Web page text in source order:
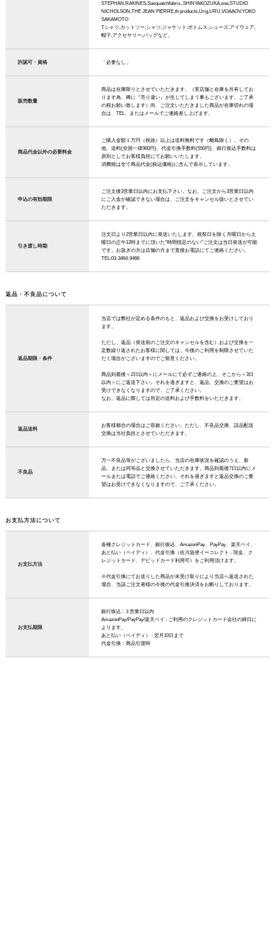
STEPHAN,RAKINES,Sasquatchfabrix.,SHINYAKOZUKA,soe,STUDIO
NICHOLSON,THE JEAN PIERRE,th products,Urig,URU,VOAAOV,YOKO
SAKAMOTO
Tシャツ,カットソー,シャツ,ジャケット,ボトムス,シューズ,アイウェア,
帽子,アクセサリー,バッグなど。
許認可・資格 「必要なし」
販売数量
商品は在庫限りとさせていただきます。（実店舗と在庫を共有してお
ります為、稀に『売り違い』が生じてしまう事もございます。ご了承
の程お願い致します）尚、ご注文いただきました商品が在庫切れの場
合は、TEL、またはメールでご連絡差し上げます。
商品代金以外の必要料金
ご購入金額１万円（税抜）以上は送料無料です（離島除く）。その
他、送料(全国一律900円)、代金引換手数料(550円)、銀行振込手数料は
原則としてお客様負担にてお願いいたします。
消費税は全て商品代金(税込価格)に含んで表示しています。
申込の有効期限
ご注文後3営業日以内にお支払下さい。なお、ご注文から3営業日以内
にご入金が確認できない場合は、ご注文をキャンセル扱いとさせてい
ただきます。
引き渡し時期
注文日より2営業日以内に発送いたします。祝祭日を除く月曜日から土
曜日の正午12時までに頂いた"時間指定のない"ご注文は当日発送が可能
です。お急ぎの方は店舗の方まで直接お電話にてご連絡ください。
TEL:03-3464-9466
返品・不良品について
返品期限・条件
当店では弊社が定める条件のもと、返品および交換をお受けしており
ます。
ただし、返品（発送前のご注文のキャンセルを含む）および交換を一
定数繰り返されたお客様に関しては、今後のご利用を制限させていた
だく場合がございますのでご留意ください。
商品到着後＜2日以内＞にメールにて必ずご連絡の上、そこから＜3日
以内＞にご返送下さい。それを過ぎますと、返品、交換のご要望はお
受けできなくなりますので、ご了承ください。
なお、返品に際しては所定の送料および手数料をいただきます。
返品送料
お客様都合の場合はご容赦ください。ただし、不良品交換、誤品配送
交換は当社負担とさせていただきます。
不良品
万一不良品等がございましたら、当店の在庫状況を確認のうえ、新
品、または同等品と交換させていただきます。商品到着後7日以内にメ
ールまたは電話でご連絡ください。それを過ぎますと返品交換のご要
望はお受けできなくなりますので、ご了承ください。
お支払方法について
お支払方法
各種クレジットカード、銀行振込、AmazonPay、PayPay、楽天ペイ、
あと払い（ペイディ）、代金引換（佐川急便イーコレクト - 現金、ク
レジットカード、デビッドカード利用可）をご利用頂けます。
※代金引換にてお送りした商品が未受け取りにより当店へ返送された
場合、当該ご注文者様の今後の代金引換決済をお断りしております。
お支払期限
銀行振込 : ３営業日以内
AmazonPay/PayPay/楽天ペイ : ご利用のクレジットカード会社の締日に
よります。
あと払い（ペイディ） : 翌月10日まで
代金引換：商品引渡時